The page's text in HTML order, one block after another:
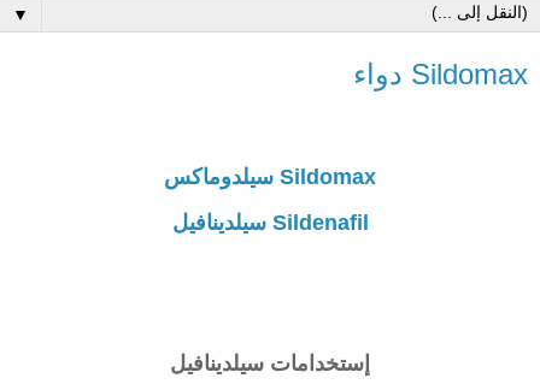
▼
Sildomax دواء
Sildomax سيلدوماكس
Sildenafil سيلدينافيل
إستخدامات سيلدينافيل